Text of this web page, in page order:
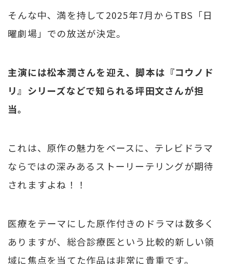
そんな中、満を持して2025年7月からTBS「日
曜劇場」での放送が決定。
主演には松本潤さんを迎え、脚本は『コウノド
リ』シリーズなどで知られる坪田文さんが担
当。
これは、原作の魅力をベースに、テレビドラマ
ならではの深みあるストーリーテリングが期待
されますよね！！
医療をテーマにした原作付きのドラマは数多く
ありますが、総合診療医という比較的新しい領
域に焦点を当てた作品は非常に貴重です。